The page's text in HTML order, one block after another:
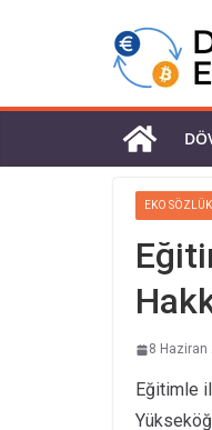
EKO SÖZLÜK
8 Haziran
Eğitimle